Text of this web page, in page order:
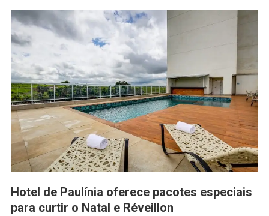
Hotel de Paulínia oferece pacotes especiais
para curtir o Natal e Réveillon